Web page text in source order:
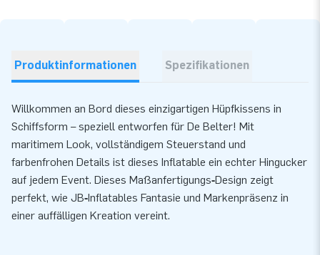
Produktinformationen Spezifikationen
Willkommen an Bord dieses einzigartigen Hüpfkissens in
Schiffsform – speziell entworfen für De Belter! Mit
maritimem Look, vollständigem Steuerstand und
farbenfrohen Details ist dieses Inflatable ein echter Hingucker
auf jedem Event. Dieses Maßanfertigungs‑Design zeigt
perfekt, wie JB‑Inflatables Fantasie und Markenpräsenz in
einer auffälligen Kreation vereint.